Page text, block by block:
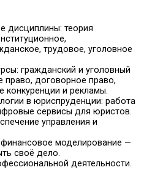
дисциплины: теория
трудовое, уголовное
гражданский и уголовный
право, договорное право,
конкуренции и рекламы.
в юриспруденции: работа
сервисы для юристов.
управления и
финансовое моделирование —
своё дело.
деятельности.